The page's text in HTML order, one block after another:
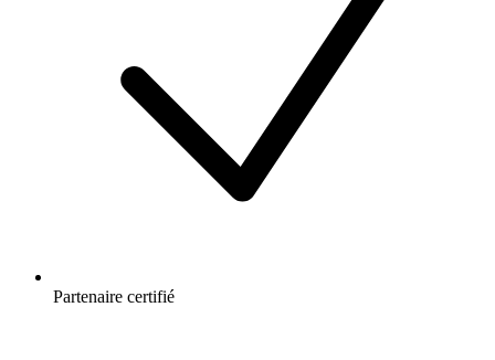
Partenaire certifié